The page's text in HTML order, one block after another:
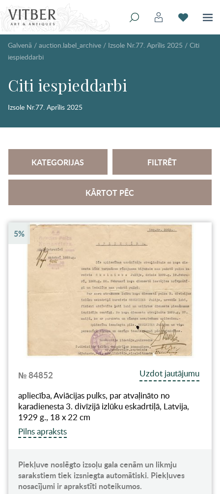
Galvenā / auction.label_archive / Izsole Nr.77. Aprīlis 2025 / Citi
iespieddarbi
Citi iespieddarbi
Izsole Nr.77. Aprīlis 2025
KATEGORIJAS FILTRĒT
KĀRTOT PĒC
5%
№ 84852
Uzdot jautājumu
apliecība, Aviācijas pulks, par atvaļināto no
karadienesta 3. divīzijā izlūku eskadrtiļā, Latvija,
1929 g., 18 x 22 cm
Pilns apraksts
Piekļuve noslēgto izsoļu gala cenām un likmju
sarakstiem tiek izsniegta automātiski. Piekļuves
nosacījumi ir aprakstīti noteikumos.